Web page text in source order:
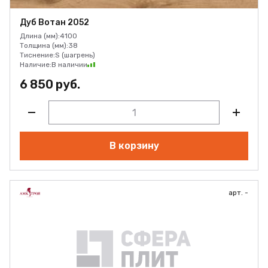
Дуб Вотан 2052
Длина (мм):4100
Толщина (мм):38
Тиснение:S (шагрень)
Наличие:В наличии
6 850 руб.
В корзину
арт. -